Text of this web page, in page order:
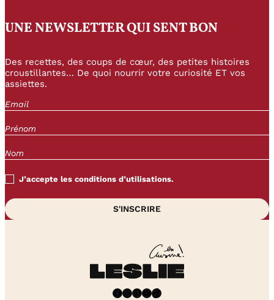
UNE NEWSLETTER QUI SENT BON
Des recettes, des coups de cœur, des petites histoires
croustillantes… De quoi nourrir votre curiosité ET vos
assiettes.
J’accepte les conditions d’utilisations.
Facebook InstagramPinterest YouTube TikTok